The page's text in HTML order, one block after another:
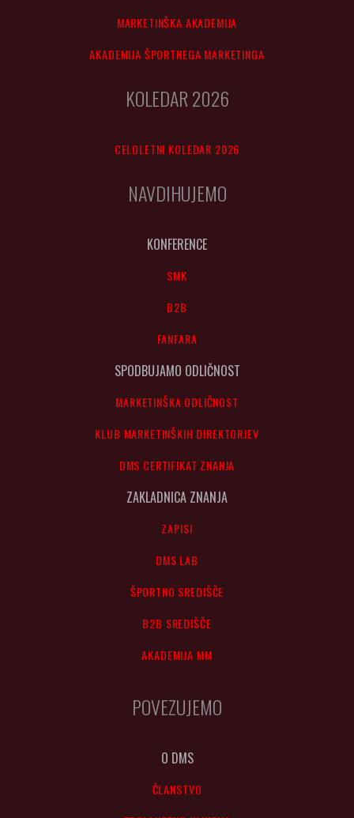
MARKETINŠKA AKADEMIJA
AKADEMIJA ŠPORTNEGA MARKETINGA
KOLEDAR 2026
CELOLETNI KOLEDAR 2026
NAVDIHUJEMO
KONFERENCE
SMK
B2B
FANFARA
SPODBUJAMO ODLIČNOST
MARKETINŠKA ODLIČNOST
KLUB MARKETINŠKIH DIREKTORJEV
DMS CERTIFIKAT ZNANJA
ZAKLADNICA ZNANJA
ZAPISI
DMS LAB
ŠPORTNO SREDIŠČE
B2B SREDIŠČE
AKADEMIJA MM
POVEZUJEMO
O DMS
ČLANSTVO